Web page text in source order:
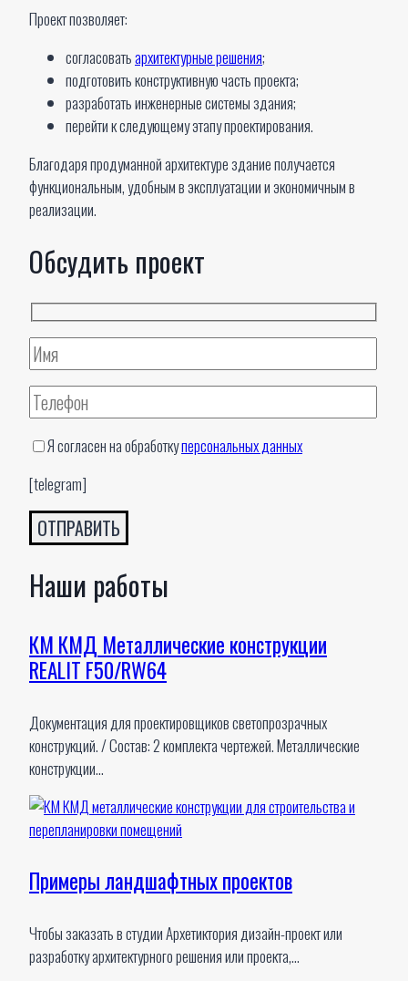
Проект позволяет:
согласоватьархитектурные решения;
подготовить конструктивную часть проекта;
разработать инженерные системы здания;
перейти к следующему этапу проектирования.
Благодаря продуманной архитектуре здание получается
функциональным, удобным в эксплуатации и экономичным в
реализации.
Обсудить проект
Я согласен на обработкуперсональных данных
[telegram]
Наши работы
КМ КМД Металлические конструкции
REALIT F50/RW64
Документация для проектировщиков светопрозрачных
конструкций. / Состав: 2 комплекта чертежей. Металлические
конструкции…
Примеры ландшафтных проектов
Чтобы заказать в студии Архетиктория дизайн-проект или
разработку архитектурного решения или проекта,…